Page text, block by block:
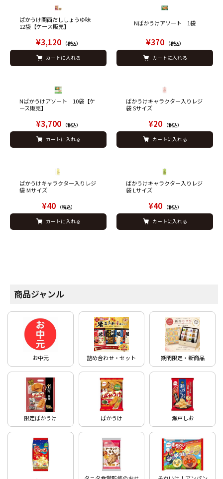
ばかうけ関西だししょうゆ味
12袋【ケース販売】
¥3,120 （税込）
カートに入れる
Nばかうけアソート 1袋
¥370 （税込）
カートに入れる
Nばかうけアソート 10袋【ケ
ース販売】
¥3,700 （税込）
カートに入れる
ばかうけキャラクター入りレジ
袋 Sサイズ
¥20 （税込）
カートに入れる
ばかうけキャラクター入りレジ
袋 Mサイズ
¥40 （税込）
カートに入れる
ばかうけキャラクター入りレジ
袋 Lサイズ
¥40 （税込）
カートに入れる
商品ジャンル
お中元 詰め合わせ・セット 期間限定・新商品
限定ばかうけ ばかうけ 瀬戸しお